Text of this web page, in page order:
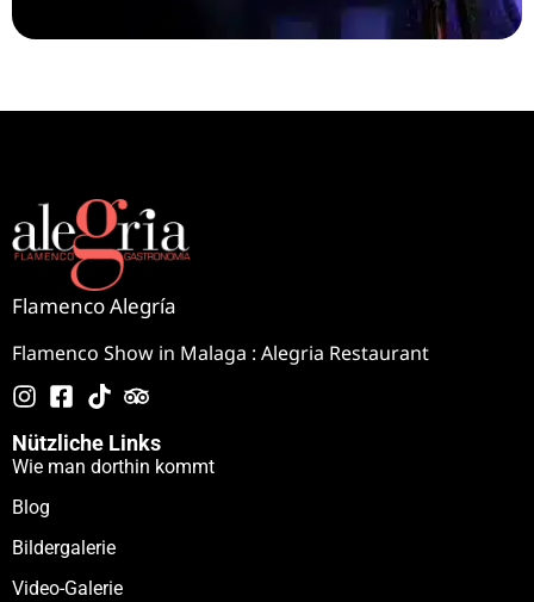
Flamenco Alegría
Flamenco Show in Malaga : Alegria Restaurant
Nützliche Links
Wie man dorthin kommt
Blog
Bildergalerie
Video-Galerie